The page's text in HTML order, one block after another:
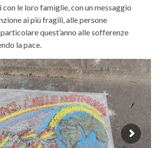
le loro famiglie, con un messaggio
ai più fragili, alle persone
quest’anno alle sofferenze
la pace.